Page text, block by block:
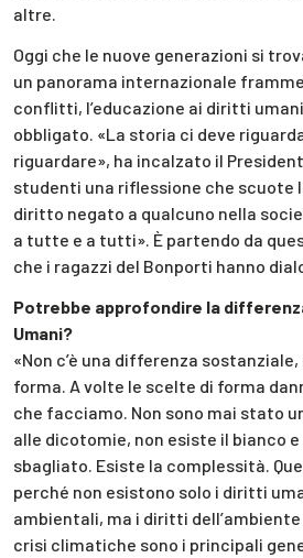
altre.
Oggi che le nuove generazioni si
un panorama internazionale
conflitti, l’educazione ai diritti
obbligato. «La storia ci deve
riguardare», ha incalzato il
studenti una riflessione che scuote
diritto negato a qualcuno nella
a tutte e a tutti». È partendo da
che i ragazzi del Bonporti hanno
Potrebbe approfondire la
Umani?
«Non c’è una differenza
forma. A volte le scelte di forma
che facciamo. Non sono mai stato
alle dicotomie, non esiste il bianco
sbagliato. Esiste la complessità.
perché non esistono solo i diritti
ambientali, ma i diritti
crisi climatiche sono i principali